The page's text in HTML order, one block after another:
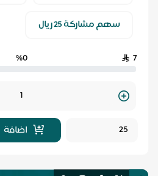
سهم مشاركة 25 ريال
7
%0
Quantity
اضافة